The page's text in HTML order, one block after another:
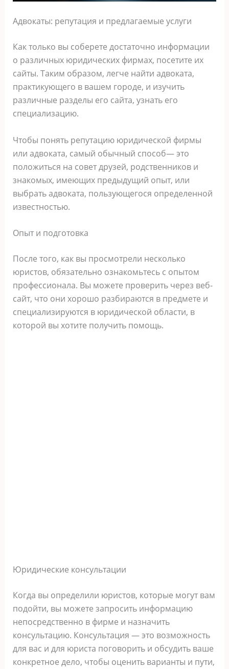
Адвокаты: репутация и предлагаемые услуги
Как только вы соберете достаточно информации
о различных юридических фирмах, посетите их
сайты. Таким образом, легче найти адвоката,
практикующего в вашем городе, и изучить
различные разделы его сайта, узнать его
специализацию.
Чтобы понять репутацию юридической фирмы
или адвоката, самый обычный способ— это
положиться на совет друзей, родственников и
знакомых, имеющих предыдущий опыт, или
выбрать адвоката, пользующегося определенной
известностью.
Опыт и подготовка
После того, как вы просмотрели несколько
юристов, обязательно ознакомьтесь с опытом
профессионала. Вы можете проверить через веб-
сайт, что они хорошо разбираются в предмете и
специализируются в юридической области, в
которой вы хотите получить помощь.
Юридические консультации
Когда вы определили юристов, которые могут вам
подойти, вы можете запросить информацию
непосредственно в фирме и назначить
консультацию. Консультация — это возможность
для вас и для юриста поговорить и обсудить ваше
конкретное дело, чтобы оценить варианты и пути,